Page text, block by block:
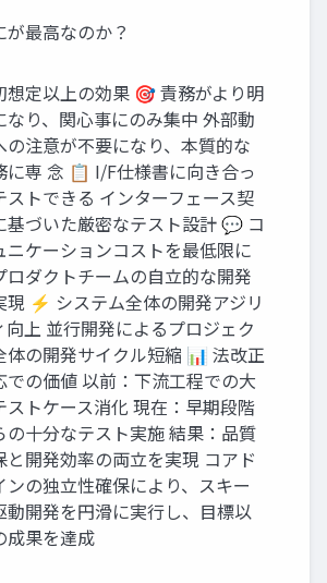
が最高なのか？
想定以上の効果 🎯 責務がより明
なり、関心事にのみ集中 外部動
の注意が不要になり、本質的な
に専 念 📋 I/F仕様書に向き合っ
ストできる インターフェース契
基づいた厳密なテスト設計 💬 コ
ニケーションコストを最低限に
ロダクトチームの自立的な開発
現 ⚡ システム全体の開発アジリ
向上 並行開発によるプロジェク
体の開発サイクル短縮 📊 法改正
での価値 以前：下流工程での大
ストケース消化 現在：早期段階
の十分なテスト実施 結果：品質
と開発効率の両立を実現 コアド
ンの独立性確保により、スキー
動開発を円滑に実行し、目標以
成果を達成